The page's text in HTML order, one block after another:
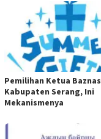
Pemilihan Ketua Baznas
Kabupaten Serang, Ini
Mekanismenya